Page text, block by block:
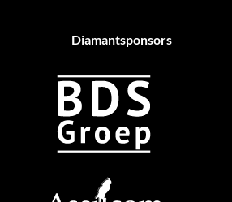
Diamantsponsors